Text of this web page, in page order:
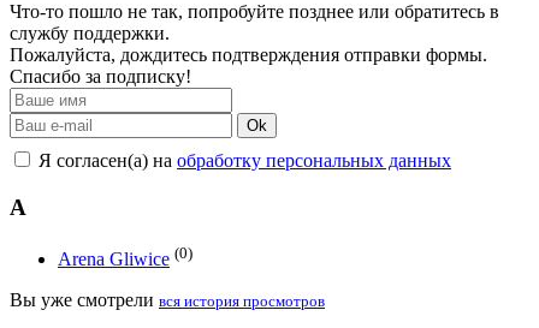
Что-то пошло не так, попробуйте позднее или обратитесь в
службу поддержки.
Пожалуйста, дождитесь подтверждения отправки формы.
Спасибо за подписку!
Ok
Я согласен(а) на обработку персональных данных
A
Arena Gliwice (0)
Вы уже смотрели вся история просмотров